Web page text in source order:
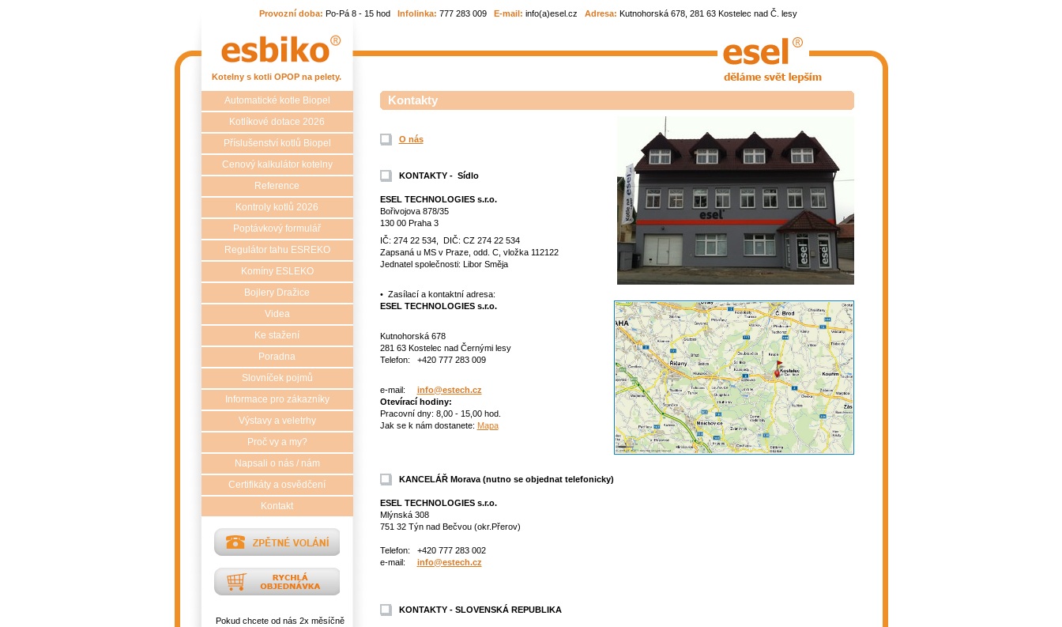
Provozní doba: Po-Pá 8 - 15 hod Infolinka: 777 283 009 E-mail: info(a)esel.cz Adresa: Kutnohorská 678, 281 63 Kostelec nad Č. lesy
Kotelny s kotli OPOP na pelety.
Automatické kotle Biopel
Kotlíkové dotace 2026
Příslušenství kotlů Biopel
Cenový kalkulátor kotelny
Reference
Kontroly kotlů 2026
Poptávkový formulář
Regulátor tahu ESREKO
Komíny ESLEKO
Bojlery Dražice
Videa
Ke stažení
Poradna
Slovníček pojmů
Informace pro zákazníky
Výstavy a veletrhy
Proč vy a my?
Napsali o nás / nám
Certifikáty a osvědčení
Kontakt
Pokud chcete od nás 2x měsíčně
Kontakty
O nás
KONTAKTY - Sídlo
ESEL TECHNOLOGIES s.r.o.
Bořivojova 878/35
130 00 Praha 3
IČ: 274 22 534, DIČ: CZ 274 22 534
Zapsaná u MS v Praze, odd. C, vložka 112122
Jednatel společnosti: Libor Směja
• Zasílací a kontaktní adresa:
ESEL TECHNOLOGIES s.r.o.
Kutnohorská 678
281 63 Kostelec nad Černými lesy
Telefon: +420 777 283 009
e-mail: info@estech.cz
Otevírací hodiny:
Pracovní dny: 8,00 - 15,00 hod.
Jak se k nám dostanete: Mapa
KANCELÁŘ Morava (nutno se objednat telefonicky)
ESEL TECHNOLOGIES s.r.o.
Mlýnská 308
751 32 Týn nad Bečvou (okr.Přerov)
Telefon: +420 777 283 002
e-mail: info@estech.cz
KONTAKTY - SLOVENSKÁ REPUBLIKA